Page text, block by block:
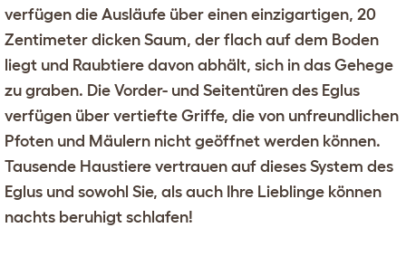
verfügen die Ausläufe über einen einzigartigen, 20
Zentimeter dicken Saum, der flach auf dem Boden
liegt und Raubtiere davon abhält, sich in das Gehege
zu graben. Die Vorder- und Seitentüren des Eglus
verfügen über vertiefte Griffe, die von unfreundlichen
Pfoten und Mäulern nicht geöffnet werden können.
Tausende Haustiere vertrauen auf dieses System des
Eglus und sowohl Sie, als auch Ihre Lieblinge können
nachts beruhigt schlafen!